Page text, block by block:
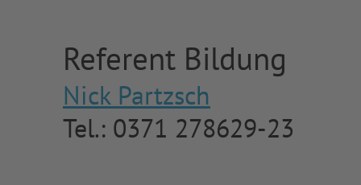
Referent Bildung
Nick Partzsch
Tel.: 0371 278629-23